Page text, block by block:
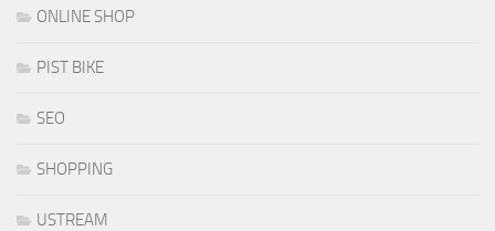
ONLINE SHOP
PIST BIKE
SEO
SHOPPING
USTREAM